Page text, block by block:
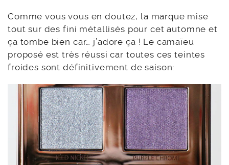
Comme vous vous en doutez, la marque mise
tout sur des fini métallisés pour cet automne et
ça tombe bien car… j’adore ça ! Le camaïeu
proposé est très réussi car toutes ces teintes
froides sont définitivement de saison: